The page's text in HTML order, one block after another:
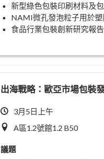
新型綠色包裝印刷材料及
NAMI微孔發泡粒子用於
食品行業包裝創新研究報
出海戰略：歐亞市場包裝
3月5日上午
A區1.2號館1.2 B50
議題